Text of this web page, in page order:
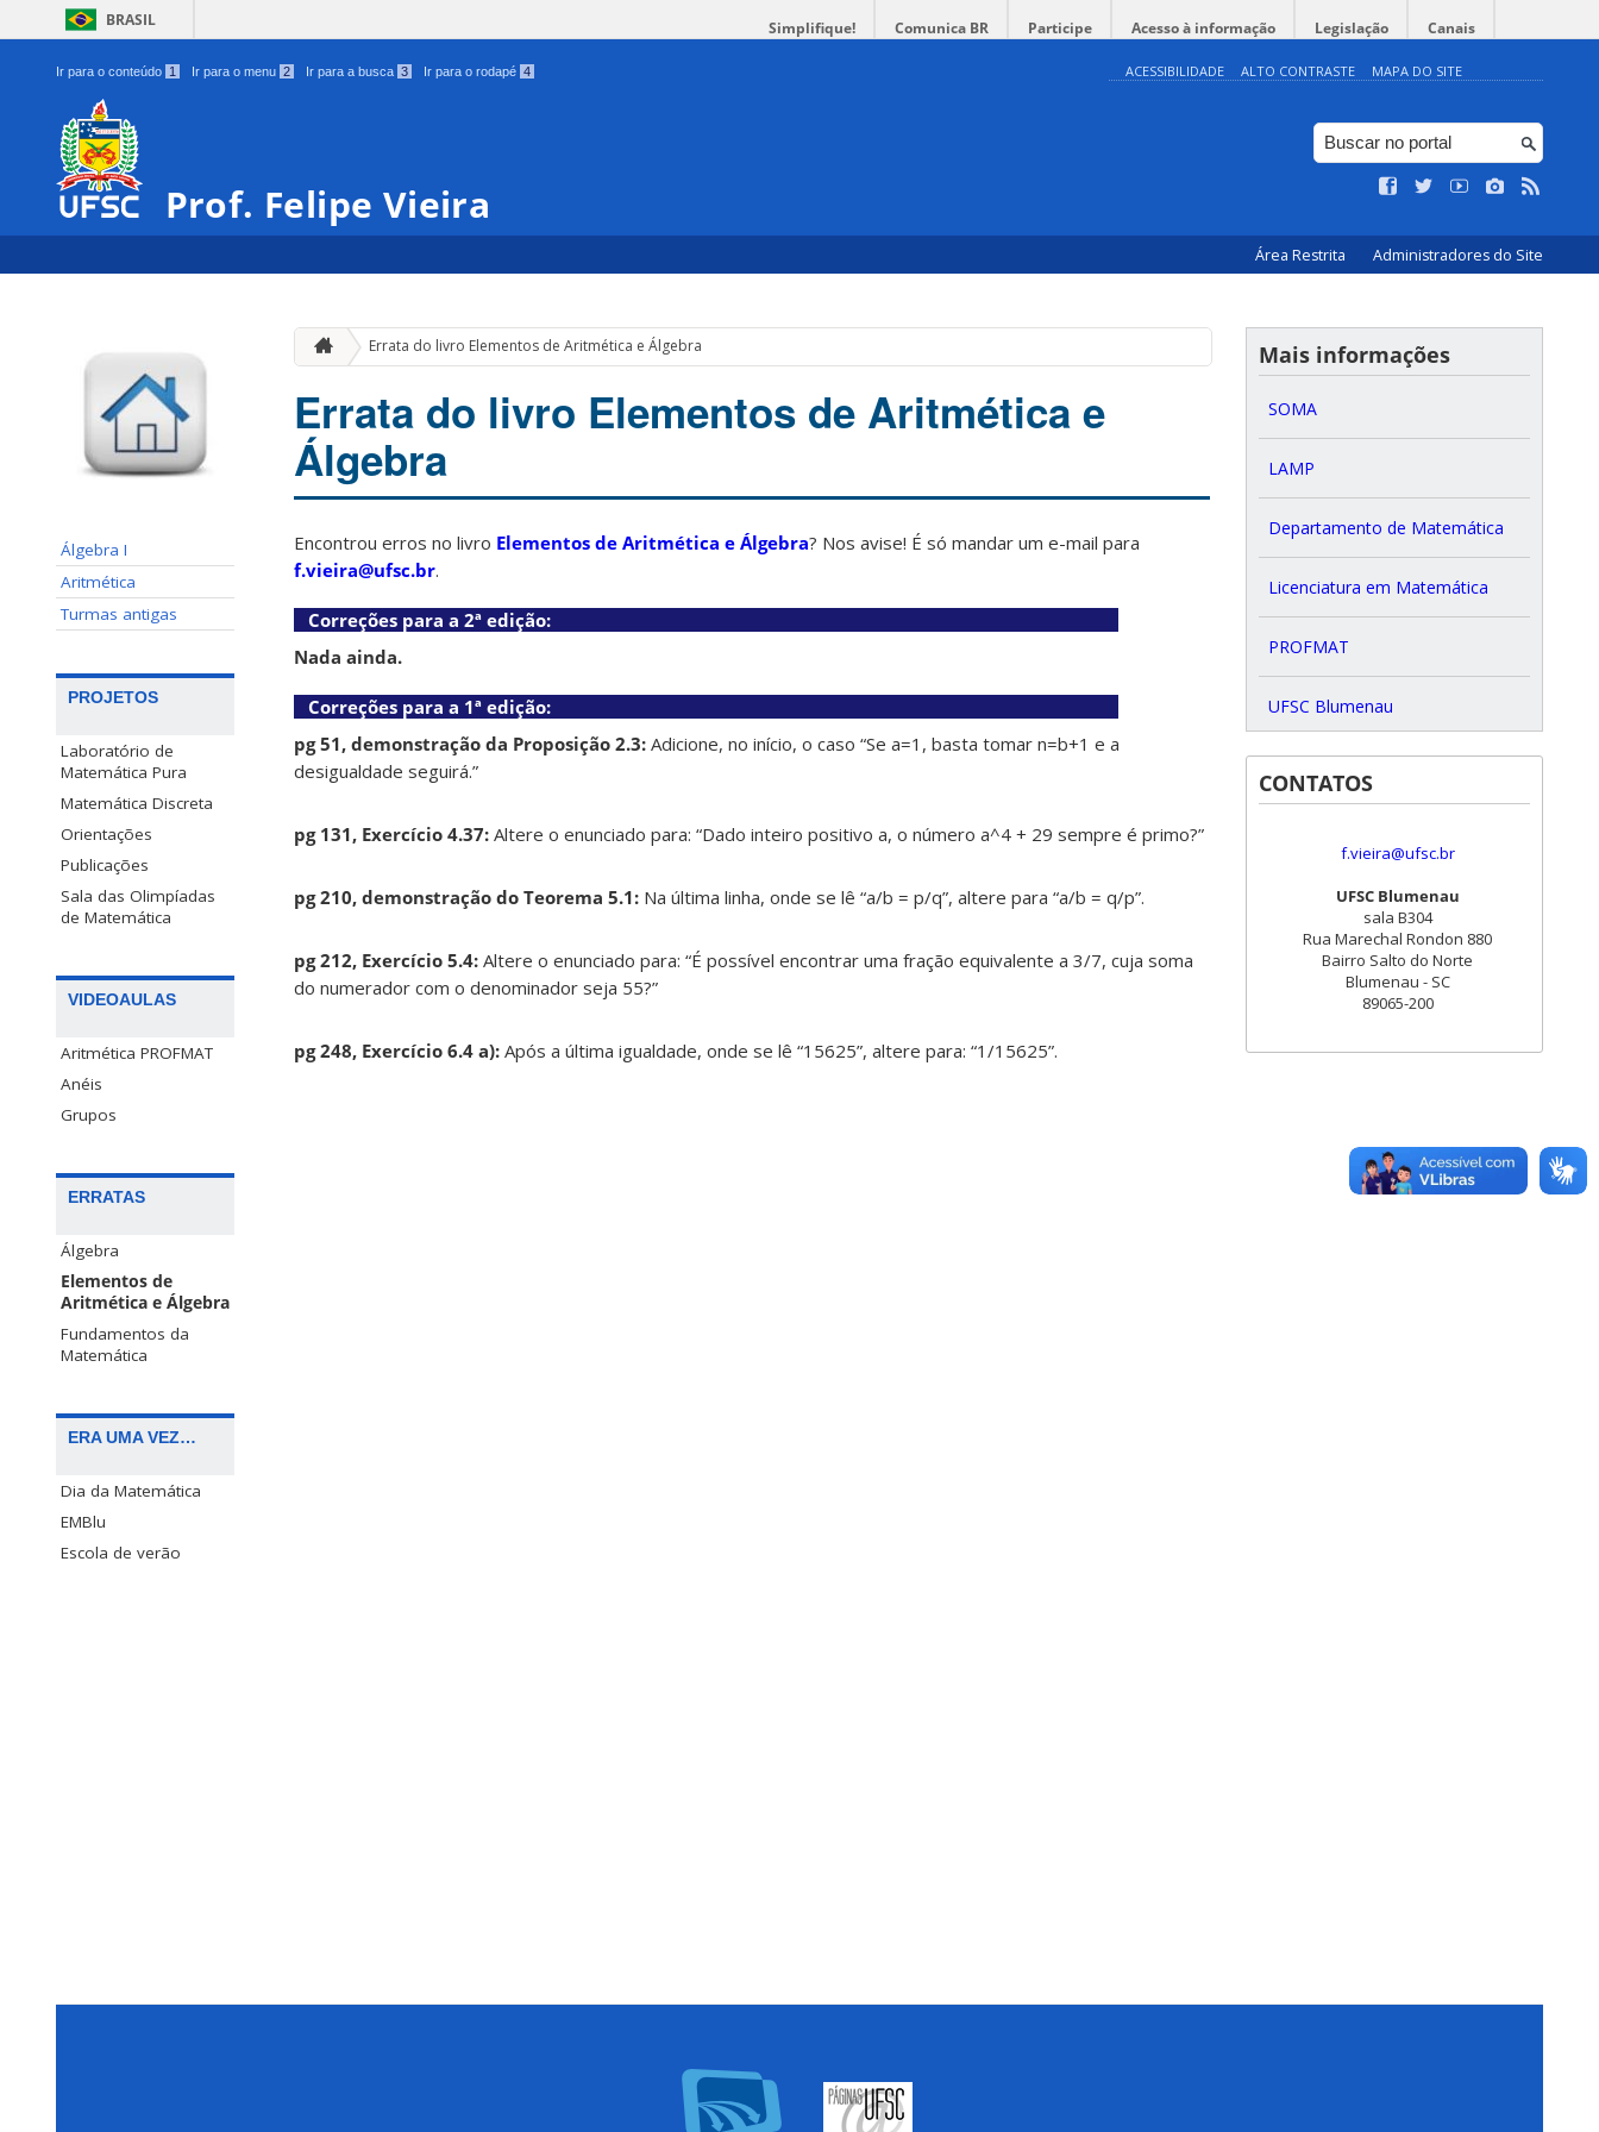
BRASIL Simplifique! Comunica BR Participe Acesso à informação Legislação Canais
Ir para o conteúdo 1 Ir para o menu 2 Ir para a busca 3 Ir para o rodapé 4 ACESSIBILIDADE ALTO CONTRASTE MAPA DO SITE
Prof. Felipe Vieira
Área Restrita Administradores do Site
Álgebra I
Aritmética
Turmas antigas
PROJETOS
Laboratório de
Matemática Pura
Matemática Discreta
Orientações
Publicações
Sala das Olimpíadas
de Matemática
VIDEOAULAS
Aritmética PROFMAT
Anéis
Grupos
ERRATAS
Álgebra
Elementos de
Aritmética e Álgebra
Fundamentos da
Matemática
ERA UMA VEZ…
Dia da Matemática
EMBlu
Escola de verão
Errata do livro Elementos de Aritmética e Álgebra
Errata do livro Elementos de Aritmética e
Álgebra
Encontrou erros no livro Elementos de Aritmética e Álgebra? Nos avise! É só mandar um e-mail para
f.vieira@ufsc.br.
Correções para a 2ª edição:
Nada ainda.
Correções para a 1ª edição:
pg 51, demonstração da Proposição 2.3: Adicione, no início, o caso “Se a=1, basta tomar n=b+1 e a
desigualdade seguirá.”
pg 131, Exercício 4.37: Altere o enunciado para: “Dado inteiro positivo a, o número a^4 + 29 sempre é primo?”
pg 210, demonstração do Teorema 5.1: Na última linha, onde se lê “a/b = p/q”, altere para “a/b = q/p”.
pg 212, Exercício 5.4: Altere o enunciado para: “É possível encontrar uma fração equivalente a 3/7, cuja soma
do numerador com o denominador seja 55?”
pg 248, Exercício 6.4 a): Após a última igualdade, onde se lê “15625”, altere para: “1/15625”.
Mais informações
SOMA
LAMP
Departamento de Matemática
Licenciatura em Matemática
PROFMAT
UFSC Blumenau
CONTATOS
f.vieira@ufsc.br
UFSC Blumenau
sala B304
Rua Marechal Rondon 880
Bairro Salto do Norte
Blumenau - SC
89065-200